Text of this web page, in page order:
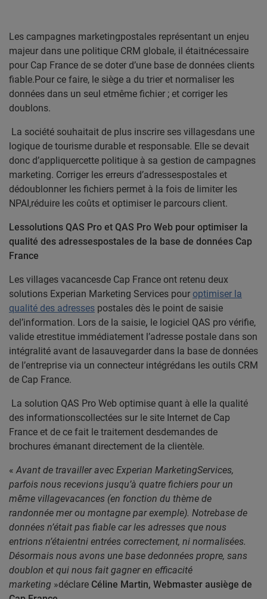
Les campagnes marketingpostales représentant un enjeu
majeur dans une politique CRM globale, il étaitnécessaire
pour Cap France de se doter d’une base de données clients
fiable.Pour ce faire, le siège a du trier et normaliser les
données dans un seul etmême fichier ; et corriger les
doublons.
La société souhaitait de plus inscrire ses villagesdans une
logique de tourisme durable et responsable. Elle se devait
donc d’appliquercette politique à sa gestion de campagnes
marketing. Corriger les erreurs d’adressespostales et
dédoublonner les fichiers permet à la fois de limiter les
NPAI,réduire les coûts et optimiser le parcours client.
Lessolutions QAS Pro et QAS Pro Web pour optimiser la
qualité des adressespostales de la base de données Cap
France
Les villages vacancesde Cap France ont retenu deux
solutions Experian Marketing Services pour optimiser la
qualité des adresses postales dès le point de saisie
del’information. Lors de la saisie, le logiciel QAS pro vérifie,
valide etrestitue immédiatement l’adresse postale dans son
intégralité avant de lasauvegarder dans la base de données
de l’entreprise via un connecteur intégrédans les outils CRM
de Cap France.
La solution QAS Pro Web optimise quant à elle la qualité
des informationscollectées sur le site Internet de Cap
France et de ce fait le traitement desdemandes de
brochures émanant directement de la clientèle.
«Avant de travailler avec Experian MarketingServices,
parfois nous recevions jusqu’à quatre fichiers pour un
même villagevacances (en fonction du thème de
randonnée mer ou montagne par exemple). Notrebase de
données n’était pas fiable car les adresses que nous
entrions n’étaientni entrées correctement, ni normalisées.
Désormais nous avons une base dedonnées propre, sans
doublon et qui nous fait gagner en efficacité
marketing »déclare Céline Martin, Webmaster ausiège de